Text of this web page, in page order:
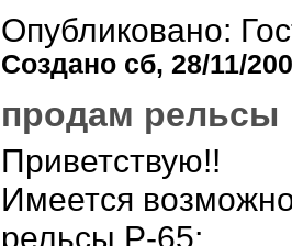
Опубликовано:
Создано сб, 28/11/
продам рельсы
Приветствую!!
Имеется
рельсы Р-65;